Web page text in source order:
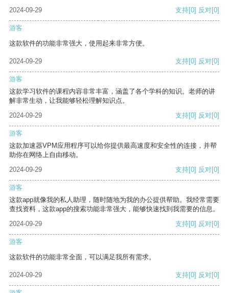
2024-09-29
支持[0] 反对[0]
游客
这款软件的功能非常强大，使用起来非常方便。
2024-09-29 支持[0] 反对[0]
游客
这款学习软件的课程内容非常丰富，涵盖了各个学科的知识。老师的讲
解非常生动，让我能够轻松理解知识点。
2024-09-29
支持[0] 反对[0]
游客
这款加速器VPM应用程序可以给你提供最高速度和安全性的连接，并帮
助你在网络上自由移动。
2024-09-29
支持[0] 反对[0]
游客
这款app就像我的私人助理，随时随地为我的办公提供帮助。我经常需要
查找资料，这款app的搜索功能非常强大，能够快速找到我需要的信息。
2024-09-29
支持[0] 反对[0]
游客
这款软件的功能非常全面，可以满足我所有需求。
2024-09-29 支持[0] 反对[0]